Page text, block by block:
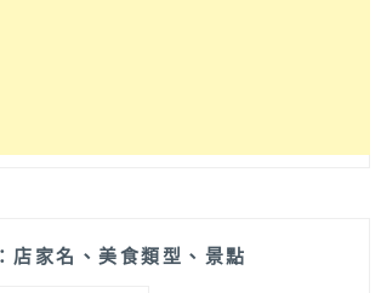
店家名、美食類型、景點